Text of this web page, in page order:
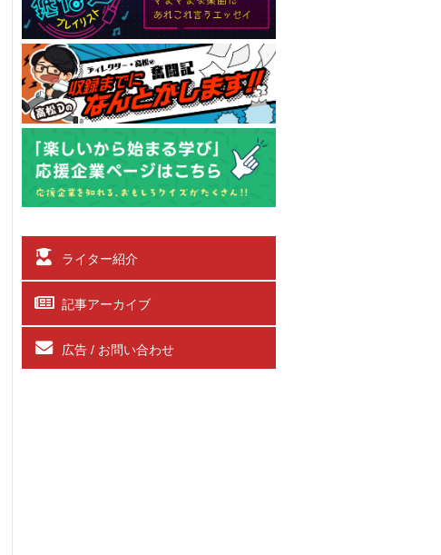
ライター紹介
記事アーカイブ
広告 / お問い合わせ